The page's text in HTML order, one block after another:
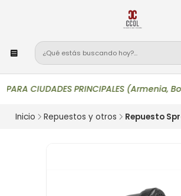
CIUDADES PRINCIPALES
Inicio Repuestos y otros Repuesto